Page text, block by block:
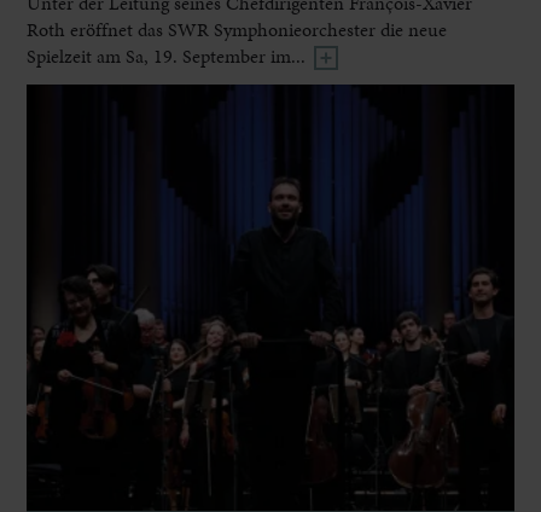
Roth eröffnet das SWR Symphonieorchester die neue
Spielzeit am Sa, 19. September im...